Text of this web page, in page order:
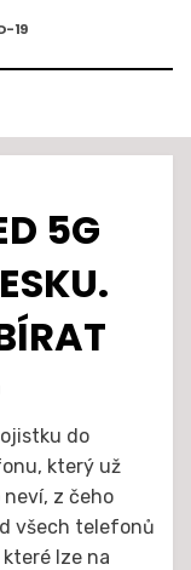
19
5G
do
který už
neví, z čeho
všech telefonů
lze na